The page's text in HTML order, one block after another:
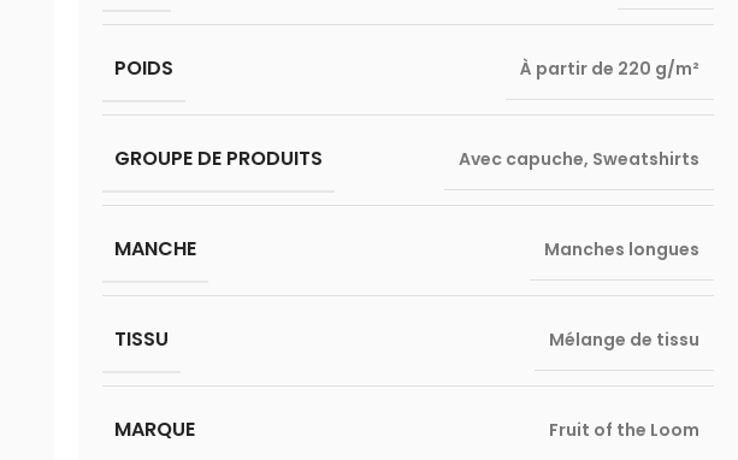
POIDS À partir de 220 g/m²
GROUPE DE PRODUITS Avec capuche, Sweatshirts
MANCHE Manches longues
TISSU Mélange de tissu
MARQUE Fruit of the Loom